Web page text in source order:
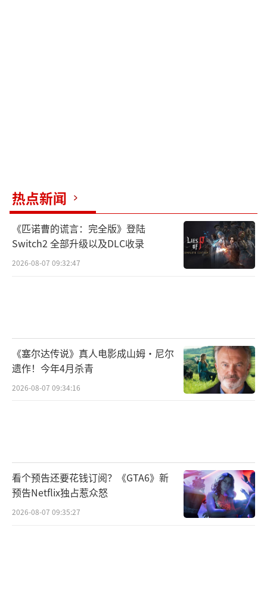
热点新闻
《匹诺曹的谎言：完全版》登陆
Switch2 全部升级以及DLC收录
2026-08-07 09:32:47
《塞尔达传说》真人电影成山姆·尼尔
遗作！今年4月杀青
2026-08-07 09:34:16
看个预告还要花钱订阅？《GTA6》新
预告Netflix独占惹众怒
2026-08-07 09:35:27